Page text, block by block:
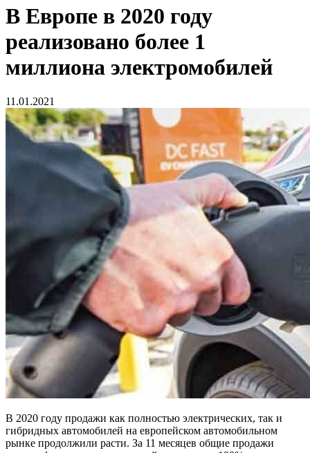
В Европе в 2020 году
реализовано более 1
миллиона электромобилей
11.01.2021
В 2020 году продажи как полностью электрических, так и
гибридных автомобилей на европейском автомобильном
рынке продолжили расти. За 11 месяцев общие продажи